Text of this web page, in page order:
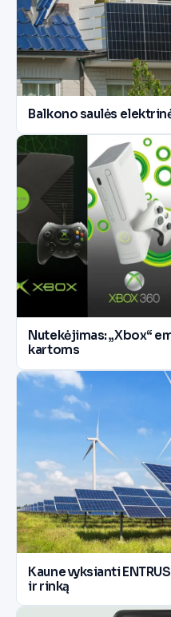
Balkono saulės
Nutekėjimas: „Xbox“
kartoms
Kaune vyksianti
ir rinką